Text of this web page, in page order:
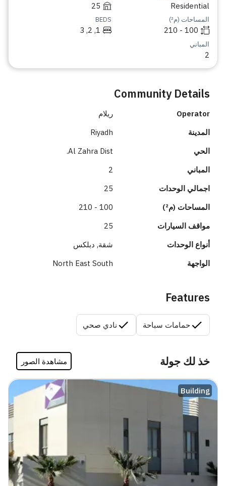
Residential
25
المساحات (م²)
100 - 210
BEDS
1, 2, 3
المباني
2
Community Details
Operator
ريلام
المدينة
Riyadh
الحي
Al Zahra Dist.
المباني
2
اجمالي الوحدات
25
المساحات (م²)
100 - 210
مواقف السيارات
25
أنواع الوحدات
شقة, دبلكس
الواجهة
North East South
Features
حمامات سباحة نادي صحي
خذ لك جولة مشاهدة الصور
Building